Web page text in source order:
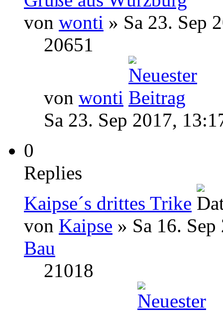
von wonti » Sa 23. Sep
20651
von wonti
Sa 23. Sep 2017,
0
Replies
Kaipse´s drittes Trike
von Kaipse » Sa 16.
Bau
21018